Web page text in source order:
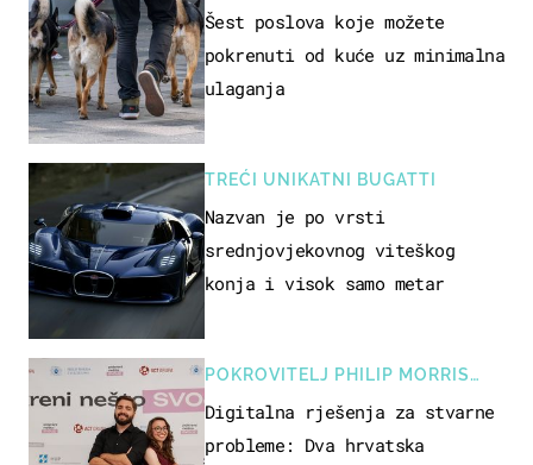
Šest poslova koje možete
pokrenuti od kuće uz minimalna
ulaganja
TREĆI UNIKATNI BUGATTI
Nazvan je po vrsti
srednjovjekovnog viteškog
konja i visok samo metar
POKROVITELJ PHILIP MORRIS
ZAGREB
Digitalna rješenja za stvarne
probleme: Dva hrvatska